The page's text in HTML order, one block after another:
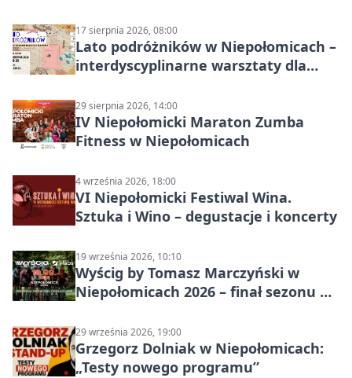
17 sierpnia 2026, 08:00
Lato podróżników w Niepołomicach –
interdyscyplinarne warsztaty dla
29 sierpnia 2026, 14:00
IV Niepołomicki Maraton Zumba
Fitness w Niepołomicach
4 września 2026, 18:00
VI Niepołomicki Festiwal Wina.
Sztuka i Wino – degustacje i koncerty
19 września 2026, 10:10
Wyścig by Tomasz Marczyński w
Niepołomicach 2026 – finał sezonu na
29 września 2026, 19:00
Grzegorz Dolniak w Niepołomicach:
„Testy nowego programu”